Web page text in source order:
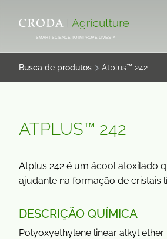
PARA
CONTEÚDO
PARA
MENU
SMART SCIENCE TO IMPROVE LIVES™
Busca de produtos Atplus™ 242
ATPLUS™ 242
Atplus 242 é um ácool atoxilado
ajudante na formação de cristais
DESCRIÇÃO QUÍMICA
Polyoxyethylene linear alkyl